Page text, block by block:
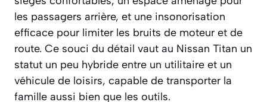
les passagers arrière, et une insonorisation
efficace pour limiter les bruits de moteur et de
route. Ce souci du détail vaut au Nissan Titan un
statut un peu hybride entre un utilitaire et un
véhicule de loisirs, capable de transporter la
famille aussi bien que les outils.